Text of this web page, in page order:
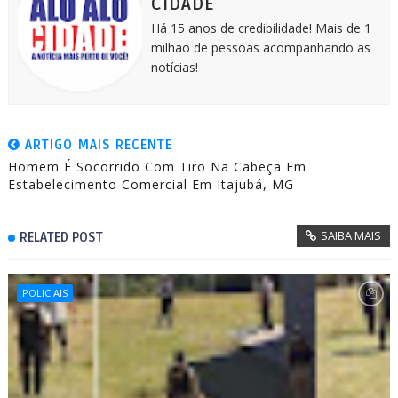
CIDADE
Há 15 anos de credibilidade! Mais de 1
milhão de pessoas acompanhando as
notícias!
ARTIGO MAIS RECENTE
Homem É Socorrido Com Tiro Na Cabeça Em
Estabelecimento Comercial Em Itajubá, MG
RELATED POST SAIBA MAIS
POLICIAIS